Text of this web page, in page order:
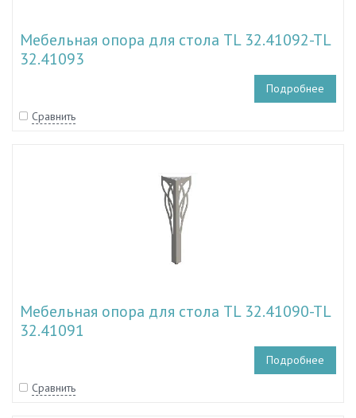
Мебельная опора для стола TL 32.41092-TL
32.41093
Подробнее
Сравнить
Мебельная опора для стола TL 32.41090-TL
32.41091
Подробнее
Сравнить